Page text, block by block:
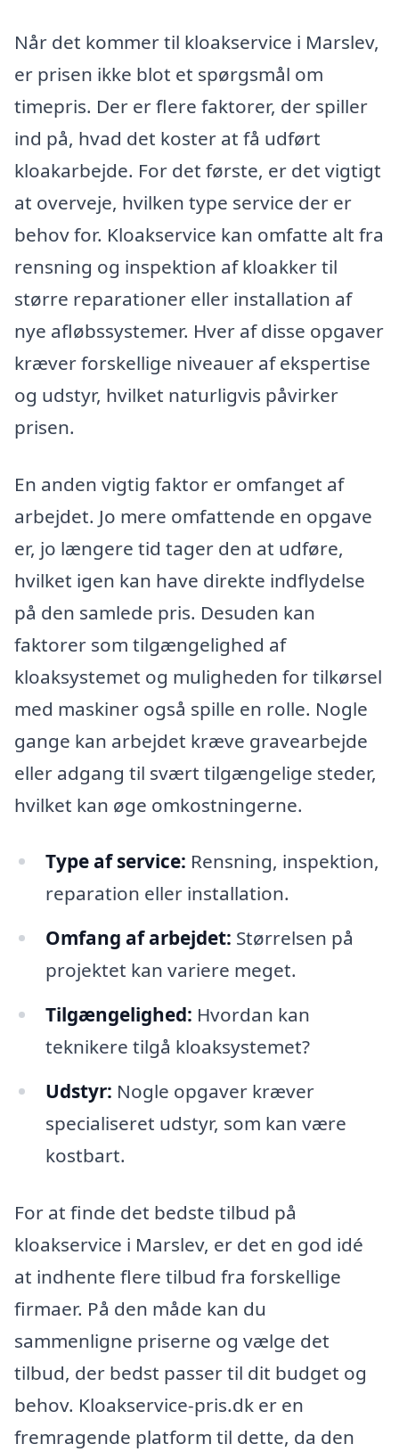
Når det kommer til kloakservice i Marslev,
er prisen ikke blot et spørgsmål om
timepris. Der er flere faktorer, der spiller
ind på, hvad det koster at få udført
kloakarbejde. For det første, er det vigtigt
at overveje, hvilken type service der er
behov for. Kloakservice kan omfatte alt fra
rensning og inspektion af kloakker til
større reparationer eller installation af
nye afløbssystemer. Hver af disse opgaver
kræver forskellige niveauer af ekspertise
og udstyr, hvilket naturligvis påvirker
prisen.
En anden vigtig faktor er omfanget af
arbejdet. Jo mere omfattende en opgave
er, jo længere tid tager den at udføre,
hvilket igen kan have direkte indflydelse
på den samlede pris. Desuden kan
faktorer som tilgængelighed af
kloaksystemet og muligheden for tilkørsel
med maskiner også spille en rolle. Nogle
gange kan arbejdet kræve gravearbejde
eller adgang til svært tilgængelige steder,
hvilket kan øge omkostningerne.
Type af service: Rensning, inspektion,
reparation eller installation.
Omfang af arbejdet: Størrelsen på
projektet kan variere meget.
Tilgængelighed: Hvordan kan
teknikere tilgå kloaksystemet?
Udstyr: Nogle opgaver kræver
specialiseret udstyr, som kan være
kostbart.
For at finde det bedste tilbud på
kloakservice i Marslev, er det en god idé
at indhente flere tilbud fra forskellige
firmaer. På den måde kan du
sammenligne priserne og vælge det
tilbud, der bedst passer til dit budget og
behov. Kloakservice-pris.dk er en
fremragende platform til dette, da den